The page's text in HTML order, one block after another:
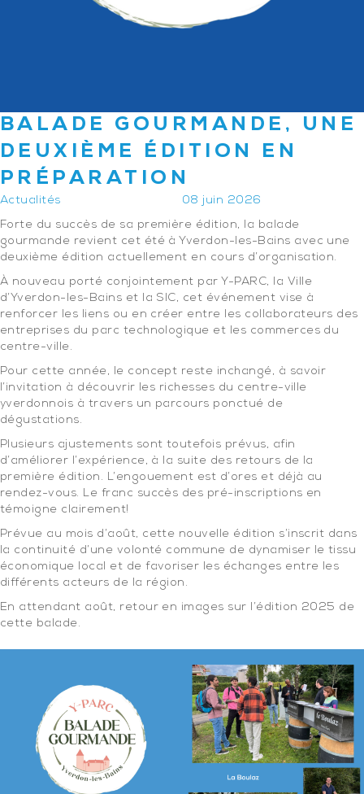
BALADE GOURMANDE, UNE
DEUXIÈME ÉDITION EN
PRÉPARATION
Actualités
08 juin 2026
Forte du succès de sa première édition, la balade
gourmande revient cet été à Yverdon-les-Bains avec une
deuxième édition actuellement en cours d’organisation.
À nouveau porté conjointement par Y-PARC, la Ville
d’Yverdon-les-Bains et la SIC, cet événement vise à
renforcer les liens ou en créer entre les collaborateurs des
entreprises du parc technologique et les commerces du
centre-ville.
Pour cette année, le concept reste inchangé, à savoir
l’invitation à découvrir les richesses du centre-ville
yverdonnois à travers un parcours ponctué de
dégustations.
Plusieurs ajustements sont toutefois prévus, afin
d’améliorer l’expérience, à la suite des retours de la
première édition. L’engouement est d’ores et déjà au
rendez-vous. Le franc succès des pré-inscriptions en
témoigne clairement!
Prévue au mois d’août, cette nouvelle édition s’inscrit dans
la continuité d’une volonté commune de dynamiser le tissu
économique local et de favoriser les échanges entre les
différents acteurs de la région.
En attendant août, retour en images sur l’édition 2025 de
cette balade.